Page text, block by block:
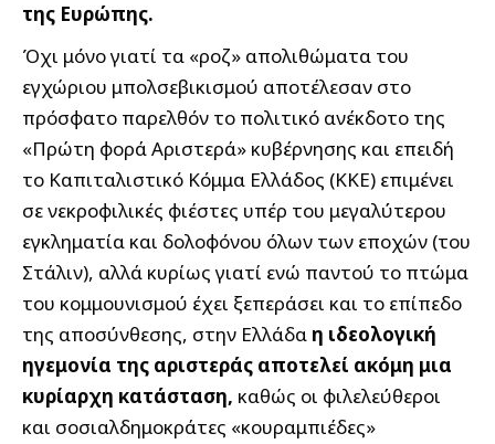
της Ευρώπης.
Όχι μόνο γιατί τα «ροζ» απολιθώματα του
εγχώριου μπολσεβικισμού αποτέλεσαν στο
πρόσφατο παρελθόν το πολιτικό ανέκδοτο της
«Πρώτη φορά Αριστερά» κυβέρνησης και επειδή
το Καπιταλιστικό Κόμμα Ελλάδος (ΚΚΕ) επιμένει
σε νεκροφιλικές φιέστες υπέρ του μεγαλύτερου
εγκληματία και δολοφόνου όλων των εποχών (του
Στάλιν), αλλά κυρίως γιατί ενώ παντού το πτώμα
του κομμουνισμού έχει ξεπεράσει και το επίπεδο
της αποσύνθεσης, στην Ελλάδα η ιδεολογική
ηγεμονία της αριστεράς αποτελεί ακόμη μια
κυρίαρχη κατάσταση, καθώς οι φιλελεύθεροι
και σοσιαλδημοκράτες «κουραμπιέδες»